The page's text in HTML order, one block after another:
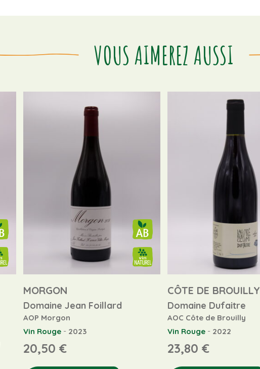
VOUS AIMEREZ AUSSI
MORGON
Domaine Jean Foillard
AOP Morgon
Vin Rouge - 2023
20,50 €
CÔTE DE BROUILLY
Domaine Dufaitre
AOC Côte de Brouilly
Vin Rouge - 2022
23,80 €